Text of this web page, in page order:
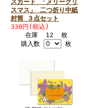
スカード 「メリークリ
スマス」 二つ折り中紙
封筒 ３点セット
330円(税込)
在庫 12 枚
購入数
枚